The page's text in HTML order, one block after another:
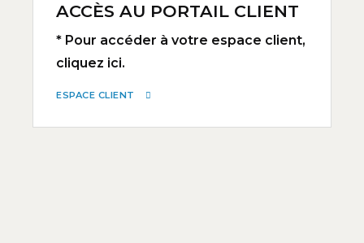
ACCÈS AU PORTAIL CLIENT
* Pour accéder à votre espace client,
cliquez ici.
ESPACE CLIENT